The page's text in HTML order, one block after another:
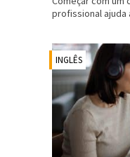
profissional ajuda
INGLÊS